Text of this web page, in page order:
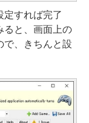
すれば完了
ると、画面上の
で、きちんと設